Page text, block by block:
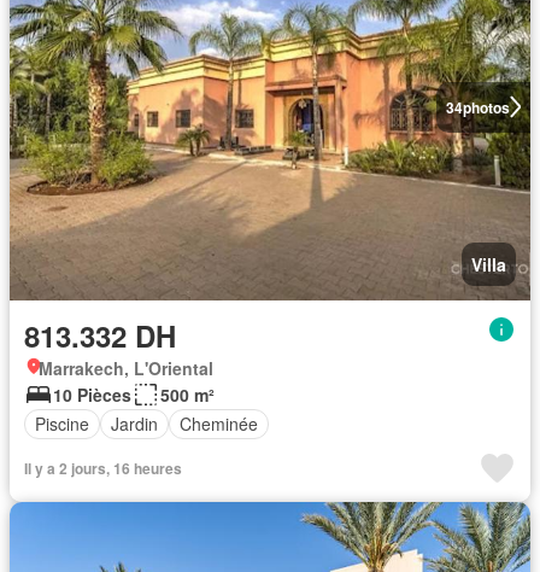
34photos
Villa
813.332 DH
Marrakech, L'Oriental
10 Pièces
500 m²
Piscine
Jardin Cheminée
Il y a 2 jours, 16 heures